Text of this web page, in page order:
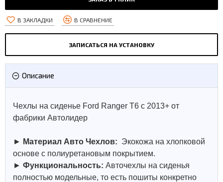
В ЗАКЛАДКИ В СРАВНЕНИЕ
ЗАПИСАТЬСЯ НА УСТАНОВКУ
Описание
Чехлы на сиденье Ford Ranger T6 с 2013+ от
фабрики Автолидер
► Материал Авто Чехлов: Экокожа на хлопковой
основе с полиуретановым покрытием.
► Функциональность: Авточехлы на сиденья
полностью модельные, то есть пошиты конкретно